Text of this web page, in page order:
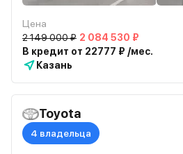
Цена
2 149 000 ₽ 2 084 530 ₽
В кредит от 22777 ₽ /мес.
Казань
Toyota
4 владельца